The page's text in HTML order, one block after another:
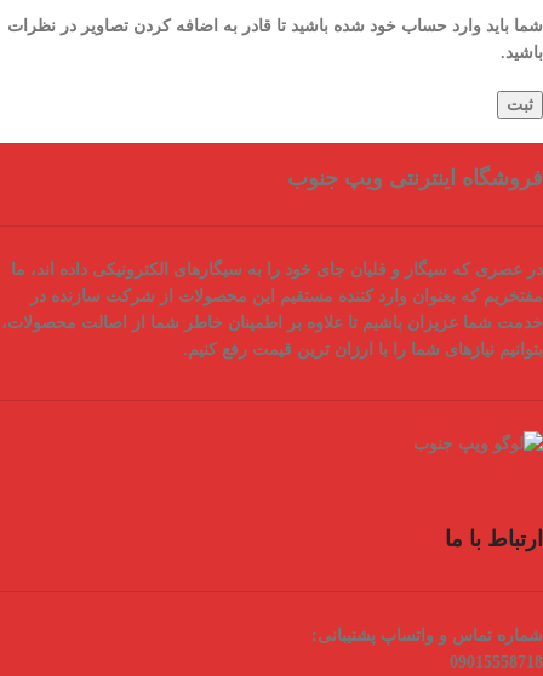
شما باید وارد حساب خود شده باشید تا قادر به اضافه کردن تصاویر در نظرات
باشید.
فروشگاه اینترنتی ویپ جنوب
در عصری که سیگار و قلیان جای خود را به سیگارهای الکترونیکی داده اند، ما
مفتخریم که بعنوان وارد کننده مستقیم
این محصولات از شرکت سازنده در
خدمت شما عزیزان باشیم تا علاوه بر اطمینان خاطر شما از
اصالت محصولات،
بتوانیم نیازهای شما را با ارزان ترین قیمت رفع کنیم.
ارتباط با ما
شماره تماس و واتساپ پشتیبانی:
09015558718